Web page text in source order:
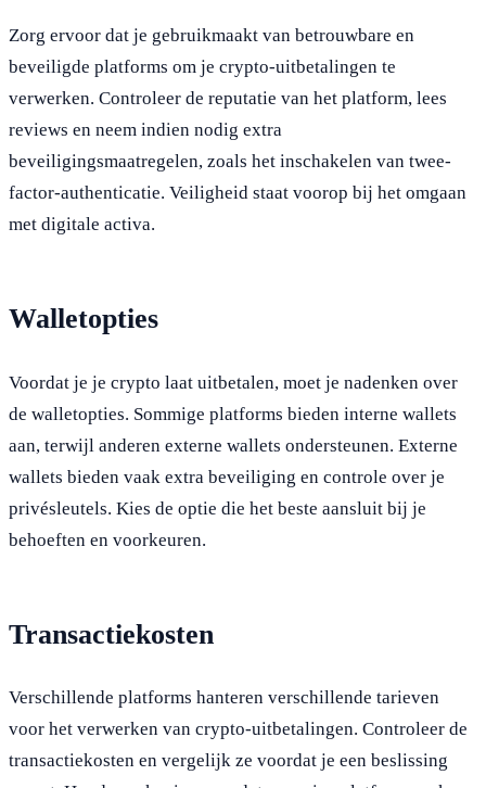
Zorg ervoor dat je gebruikmaakt van betrouwbare en
beveiligde platforms om je crypto-uitbetalingen te
verwerken. Controleer de reputatie van het platform, lees
reviews en neem indien nodig extra
beveiligingsmaatregelen, zoals het inschakelen van twee-
factor-authenticatie. Veiligheid staat voorop bij het omgaan
met digitale activa.
Walletopties
Voordat je je crypto laat uitbetalen, moet je nadenken over
de walletopties. Sommige platforms bieden interne wallets
aan, terwijl anderen externe wallets ondersteunen. Externe
wallets bieden vaak extra beveiliging en controle over je
privésleutels. Kies de optie die het beste aansluit bij je
behoeften en voorkeuren.
Transactiekosten
Verschillende platforms hanteren verschillende tarieven
voor het verwerken van crypto-uitbetalingen. Controleer de
transactiekosten en vergelijk ze voordat je een beslissing